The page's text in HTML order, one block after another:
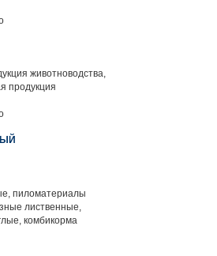
животноводства,
продукция
пиломатериалы
лиственные,
комбикорма